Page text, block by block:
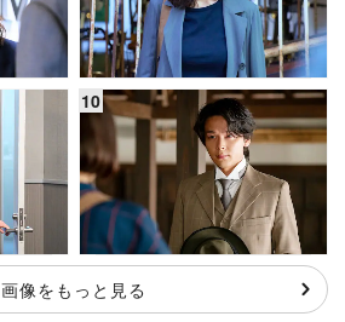
画像をもっと見る